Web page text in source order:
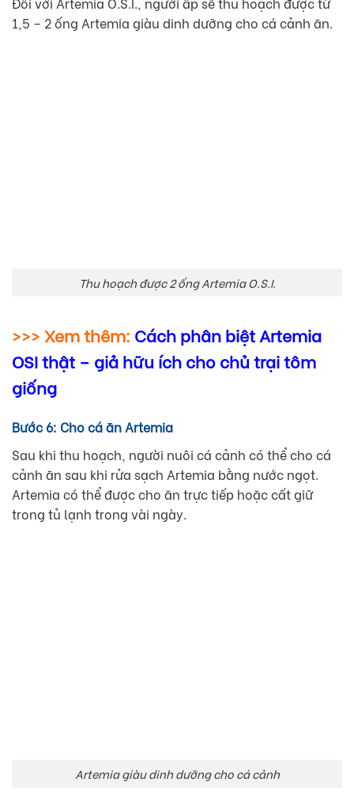
1,5 – 2 ống Artemia giàu dinh dưỡng cho cá cảnh ăn.
Thu hoạch được 2 ống Artemia O.S.I.
>>> Xem thêm: Cách phân biệt Artemia
OSI thật – giả hữu ích cho chủ trại tôm
giống
Bước 6: Cho cá ăn Artemia
Sau khi thu hoạch, người nuôi cá cảnh có thể cho cá
cảnh ăn sau khi rửa sạch Artemia bằng nước ngọt.
Artemia có thể được cho ăn trực tiếp hoặc cất giữ
trong tủ lạnh trong vài ngày.
Artemia giàu dinh dưỡng cho cá cảnh